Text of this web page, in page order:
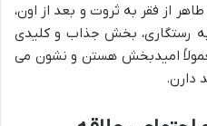
از فقر به ثروت و بعد از اون،
رستگاری، بخش جذاب و کلیدی
امیدبخش هستن و نشون می
دارن.